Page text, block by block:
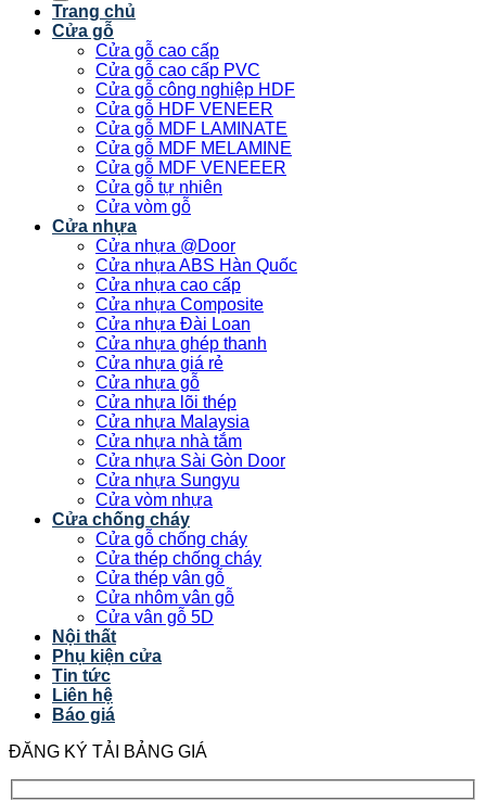
Trang chủ
Cửa gỗ
Cửa gỗ cao cấp
Cửa gỗ cao cấp PVC
Cửa gỗ công nghiệp HDF
Cửa gỗ HDF VENEER
Cửa gỗ MDF LAMINATE
Cửa gỗ MDF MELAMINE
Cửa gỗ MDF VENEEER
Cửa gỗ tự nhiên
Cửa vòm gỗ
Cửa nhựa
Cửa nhựa @Door
Cửa nhựa ABS Hàn Quốc
Cửa nhựa cao cấp
Cửa nhựa Composite
Cửa nhựa Đài Loan
Cửa nhựa ghép thanh
Cửa nhựa giá rẻ
Cửa nhựa gỗ
Cửa nhựa lõi thép
Cửa nhựa Malaysia
Cửa nhựa nhà tắm
Cửa nhựa Sài Gòn Door
Cửa nhựa Sungyu
Cửa vòm nhựa
Cửa chống cháy
Cửa gỗ chống cháy
Cửa thép chống cháy
Cửa thép vân gỗ
Cửa nhôm vân gỗ
Cửa vân gỗ 5D
Nội thất
Phụ kiện cửa
Tin tức
Liên hệ
Báo giá
ĐĂNG KÝ TẢI BẢNG GIÁ